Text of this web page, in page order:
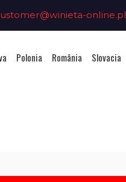
online.pl
Polonia România Slovacia